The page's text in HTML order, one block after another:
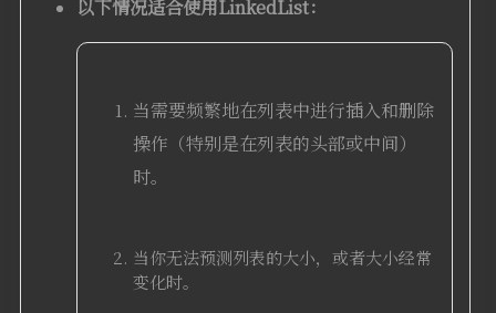
以下情况适合使用LinkedList：
当需要频繁地在列表中进行插入和删除
操作（特别是在列表的头部或中间）
时。
当你无法预测列表的大小，或者大小经常
变化时。